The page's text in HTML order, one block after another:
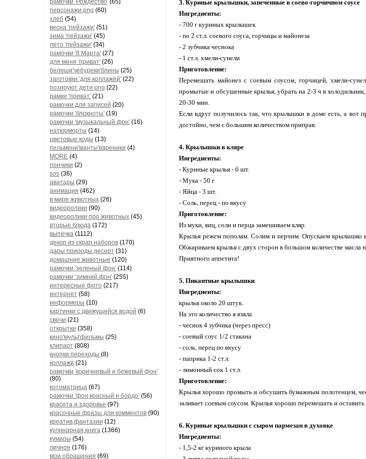
рамочки 'Рождество' (65)
персонажи png (60)
хлеб (54)
весна 'пейзажи' (51)
зима 'пейзажи' (45)
лето 'пейзажи' (34)
рамочки '8 Марта' (27)
для меня 'приват' (26)
беляши'чебуреки'блины (25)
заготовки 'для коллажей' (22)
позируют дети png (22)
рамки 'приват' (21)
рамочки для записей (20)
рамочки 'блокноты' (19)
рамочки 'музыкальный фон' (16)
натюрморты (14)
цветовые коды (13)
пельмени'манты'вареники (4)
MORE (4)
пончики (2)
sos (36)
аватары (29)
анимация (462)
в мире животных (26)
видеоролики (90)
видеоролики про животных (45)
вторые блюда (172)
выпечка (1112)
декор из скрап.наборов (170)
дары природы десерт (31)
домашние животные (120)
рамочки 'зеленый фон' (114)
рамочки 'зимний фон' (255)
интересные фото (217)
интернет (58)
информеры (10)
картинки с движущейся водой (6)
свечи (21)
открытки (358)
кино'мультфильмы (25)
клипарт (808)
кнопки переходы (8)
коллажи (21)
рамочки 'коричневый и бежевый фон'
(80)
котоматрица (67)
рамочки 'фон красный и бордо' (56)
красота и здоровье (97)
красочные фразы для комментов (90)
креатив,фантазии (12)
кулинарная книга (1366)
кумиры (54)
личное (176)
мои обращения (69)
3. Куриные крылышки, запеченные в соево-горчичном соусе
Ингредиенты:
- 700 г куриных крылышек
- по 2 ст.л. соевого соуса, горчицы и майонеза
- 2 зубчика чеснока
- 1 ст.л. хмели-сунели
Приготовление:
Перемешать майонез с соевым соусом, горчицей, хмели-
промытые и обсушенные крылья, убрать на 2-3 ч в
20-30 мин.
Если вдруг получилось так, что крылышки в доме есть, а вот
достойно, чем с большим количеством приправ.
4. Крылышки в кляре
Ингредиенты:
- Куриные крылья - 6 шт.
- Мука - 50 г
- Яйца - 3 шт.
- Соль, перец - по вкусу
Приготовление:
Из муки, яиц, соли и перца замешиваем кляр.
Крылья режем пополам. Солим и перчим. Опускаем крылышко
Обжариваем крылья с двух сторон в большом количестве
Приятного аппетита!
5. Пикантные крылышки
Ингредиенты:
крылья около 20 штук.
На это количество я взяла
- чеснок 4 зубчика (через пресс)
- соевый соус 1/2 стакана
- соль, перец по вкусу
- паприка 1-2 ст.л.
- лимонный сок 1 ст.л.
Приготовление:
Крылья хорошо промыть и обсушить бумажным полотенцем,
заливает соевым соусом. Крылья хорошо перемешать и
6. Куриные крылышки с сыром пармезан в духовке
Ингредиенты:
- 1,5-2 кг куриного крыла